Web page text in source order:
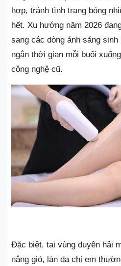
hợp, tránh tình trạng bỏng
hết. Xu hướng năm 2026
sang các dòng ánh sáng
ngắn thời gian mỗi buổi
công nghệ cũ.
Đặc biệt, tại vùng duyên hải
nắng gió, làn da chị em